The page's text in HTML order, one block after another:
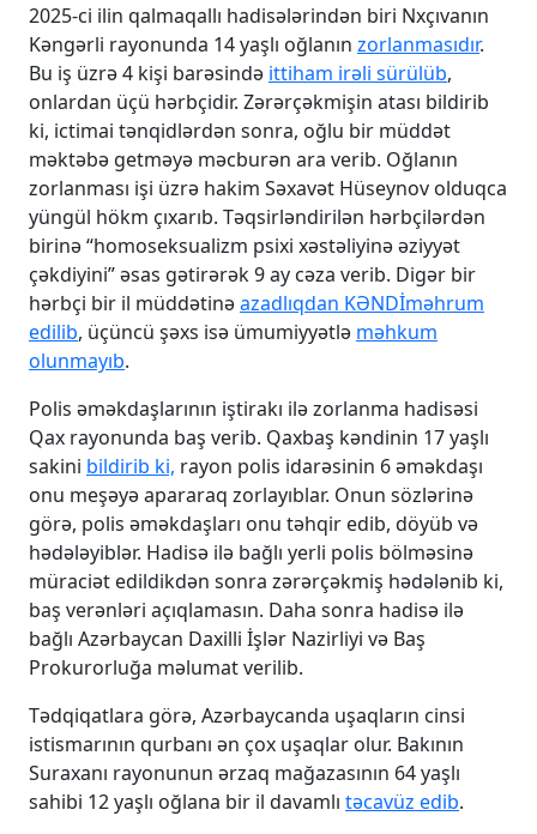
2025-ci ilin qalmaqallı hadisələrindən biri Nxçıvanın
Kəngərli rayonunda 14 yaşlı oğlanın zorlanmasıdır.
Bu iş üzrə 4 kişi barəsində ittiham irəli sürülüb,
onlardan üçü hərbçidir. Zərərçəkmişin atası bildirib
ki, ictimai tənqidlərdən sonra, oğlu bir müddət
məktəbə getməyə məcburən ara verib. Oğlanın
zorlanması işi üzrə hakim Səxavət Hüseynov olduqca
yüngül hökm çıxarıb. Təqsirləndirilən hərbçilərdən
birinə “homoseksualizm psixi xəstəliyinə əziyyət
çəkdiyini” əsas gətirərək 9 ay cəza verib. Digər bir
hərbçi bir il müddətinəazadlıqdan KƏNDİməhrum
edilib, üçüncü şəxs isə ümumiyyətlə məhkum
olunmayıb.
Polis əməkdaşlarının iştirakı ilə zorlanma hadisəsi
Qax rayonunda baş verib. Qaxbaş kəndinin 17 yaşlı
sakini bildirib ki, rayon polis idarəsinin 6 əməkdaşı
onu meşəyə apararaq zorlayıblar. Onun sözlərinə
görə, polis əməkdaşları onu təhqir edib, döyüb və
hədələyiblər. Hadisə ilə bağlı yerli polis bölməsinə
müraciət edildikdən sonra zərərçəkmiş hədələnib ki,
baş verənləri açıqlamasın. Daha sonra hadisə ilə
bağlı Azərbaycan Daxilli İşlər Nazirliyi və Baş
Prokurorluğa məlumat verilib.
Tədqiqatlara görə, Azərbaycanda uşaqların cinsi
istismarının qurbanı ən çox uşaqlar olur. Bakının
Suraxanı rayonunun ərzaq mağazasının 64 yaşlı
sahibi 12 yaşlı oğlana bir il davamlı təcavüz edib.